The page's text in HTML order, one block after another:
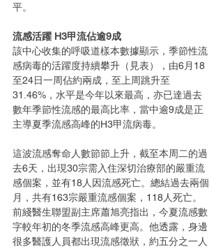
平。
流感活躍 H3甲流佔逾9成
該中心收集的呼吸道樣本數據顯示，季節性流
感病毒的活躍度持續攀升（見表），由6月18
至24日一周佔約兩成，至上周跳升至
31.46%，水平是今年以來最高，亦已達過去
數年季節性流感的最高比率，當中逾9成是正
主導夏季流感高峰的H3甲流病毒。
這波流感奪命人數節節上升，截至本周二的過
去6天，出現30宗需入住深切治療部的嚴重流
感個案，並有18人因流感死亡。總結過去兩個
月，共有163宗嚴重流感個案，118人死亡。
前綫醫生聯盟副主席蕭旭亮指出，今夏流感數
字較年初的冬季流感高峰更高。他透露，身邊
很多醫護人員都出現流感徵狀，約五分之一人